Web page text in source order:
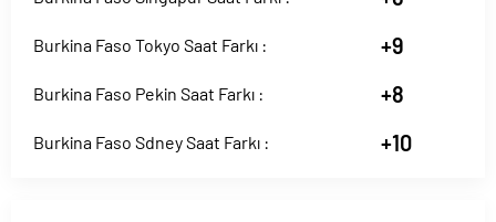
Burkina Faso Tokyo Saat Farkı : +9
Burkina Faso Pekin Saat Farkı : +8
Burkina Faso Sdney Saat Farkı : +10